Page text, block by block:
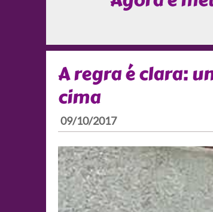
A regra é clara:
cima
09/10/2017